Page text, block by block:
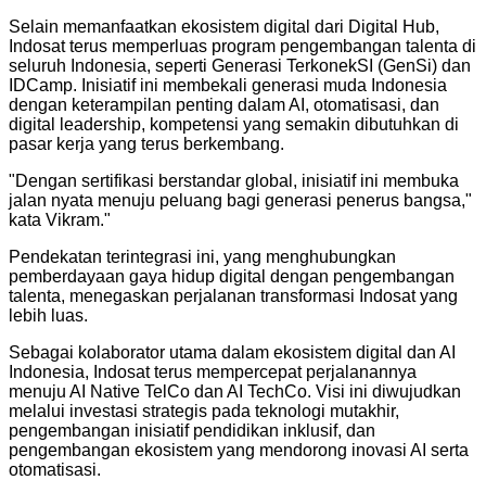
Selain memanfaatkan ekosistem digital dari Digital Hub,
Indosat terus memperluas program pengembangan talenta di
seluruh Indonesia, seperti Generasi TerkonekSI (GenSi) dan
IDCamp. Inisiatif ini membekali generasi muda Indonesia
dengan keterampilan penting dalam AI, otomatisasi, dan
digital leadership, kompetensi yang semakin dibutuhkan di
pasar kerja yang terus berkembang.
"Dengan sertifikasi berstandar global, inisiatif ini membuka
jalan nyata menuju peluang bagi generasi penerus bangsa,"
kata Vikram."
Pendekatan terintegrasi ini, yang menghubungkan
pemberdayaan gaya hidup digital dengan pengembangan
talenta, menegaskan perjalanan transformasi Indosat yang
lebih luas.
Sebagai kolaborator utama dalam ekosistem digital dan AI
Indonesia, Indosat terus mempercepat perjalanannya
menuju AI Native TelCo dan AI TechCo. Visi ini diwujudkan
melalui investasi strategis pada teknologi mutakhir,
pengembangan inisiatif pendidikan inklusif, dan
pengembangan ekosistem yang mendorong inovasi AI serta
otomatisasi.